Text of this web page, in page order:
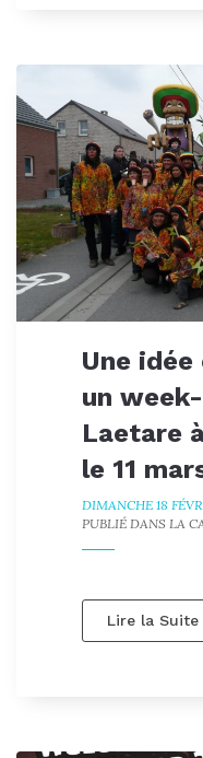
Une
un
Laetare
le 11
DIMANCHE 18
PUBLIÉ DANS LA
Lire la Suite